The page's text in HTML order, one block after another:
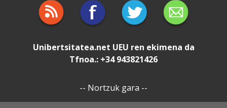
Unibertsitatea.net UEU ren ekimena da
Tfnoa.: +34 943821426
-- Nortzuk gara --